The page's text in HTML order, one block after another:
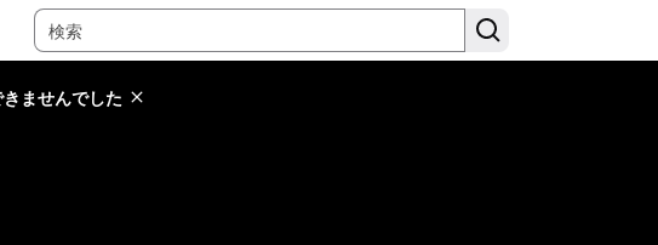
ませんでした